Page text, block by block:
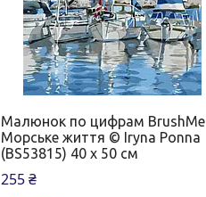
Малюнок по цифрам BrushMe
Морське життя © Iryna Ponna
(BS53815) 40 х 50 см
255 ₴